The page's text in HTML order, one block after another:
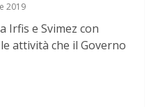
2019
Irfis e Svimez con
attività che il Governo